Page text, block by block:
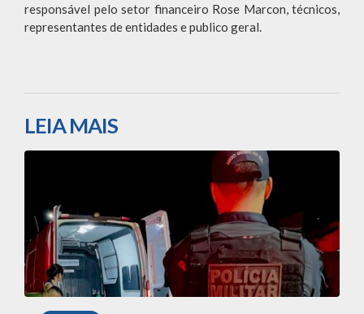
responsável pelo setor financeiro Rose Marcon, técnicos,
representantes de entidades e publico geral.
LEIA MAIS